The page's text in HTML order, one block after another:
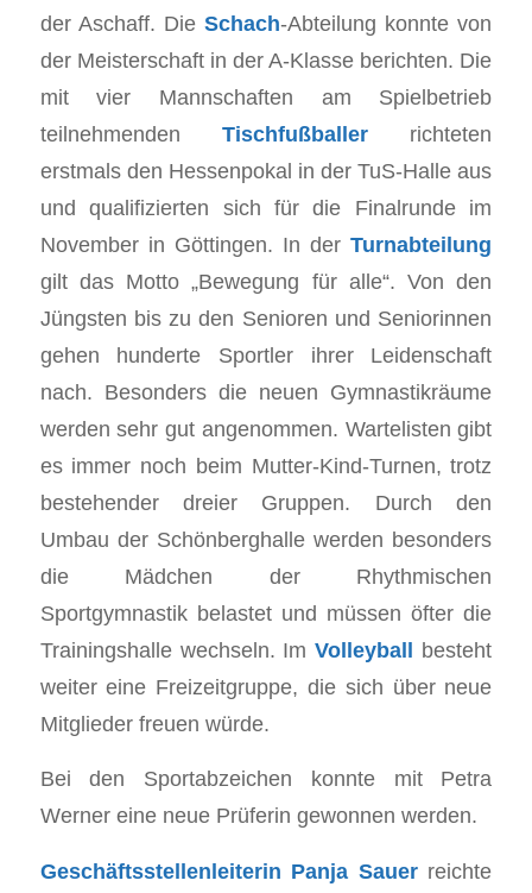
der Aschaff. DieSchach-Abteilung konnte von
der Meisterschaft in der A-Klasse berichten. Die
mit vier Mannschaften am Spielbetrieb
teilnehmenden Tischfußballer richteten
erstmals den Hessenpokal in der TuS-Halle aus
und qualifizierten sich für die Finalrunde im
November in Göttingen. In derTurnabteilung
gilt das Motto „Bewegung für alle“. Von den
Jüngsten bis zu den Senioren und Seniorinnen
gehen hunderte Sportler ihrer Leidenschaft
nach. Besonders die neuen Gymnastikräume
werden sehr gut angenommen. Wartelisten gibt
es immer noch beim Mutter-Kind-Turnen, trotz
bestehender dreier Gruppen. Durch den
Umbau der Schönberghalle werden besonders
die Mädchen der Rhythmischen
Sportgymnastik belastet und müssen öfter die
Trainingshalle wechseln. ImVolleyball besteht
weiter eine Freizeitgruppe, die sich über neue
Mitglieder freuen würde.
Bei den Sportabzeichen konnte mit Petra
Werner eine neue Prüferin gewonnen werden.
Geschäftsstellenleiterin Panja Sauerreichte